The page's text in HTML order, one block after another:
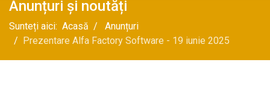
Anunțuri și noutăți
Sunteți aici: Acasă
Anunțuri
Prezentare Alfa Factory Software - 19 iunie 2025